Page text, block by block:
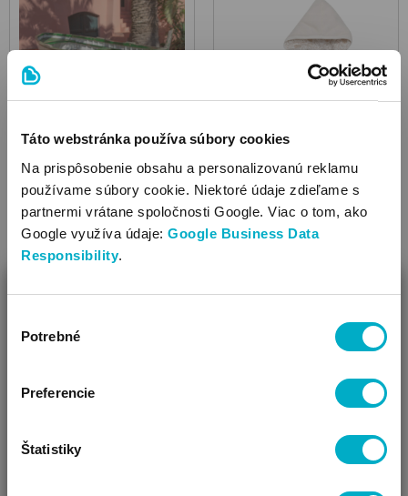
Táto webstránka používa súbory cookies
Na prispôsobenie obsahu a personalizovanú reklamu
používame súbory cookie. Niektoré údaje zdieľame s
partnermi vrátane spoločnosti Google. Viac o tom, ako
Google využíva údaje: Google Business Data
Responsibility.
súhlasu
Potrebné
Preferencie
Štatistiky
Detské topánočky,
capačky
Kabátiky